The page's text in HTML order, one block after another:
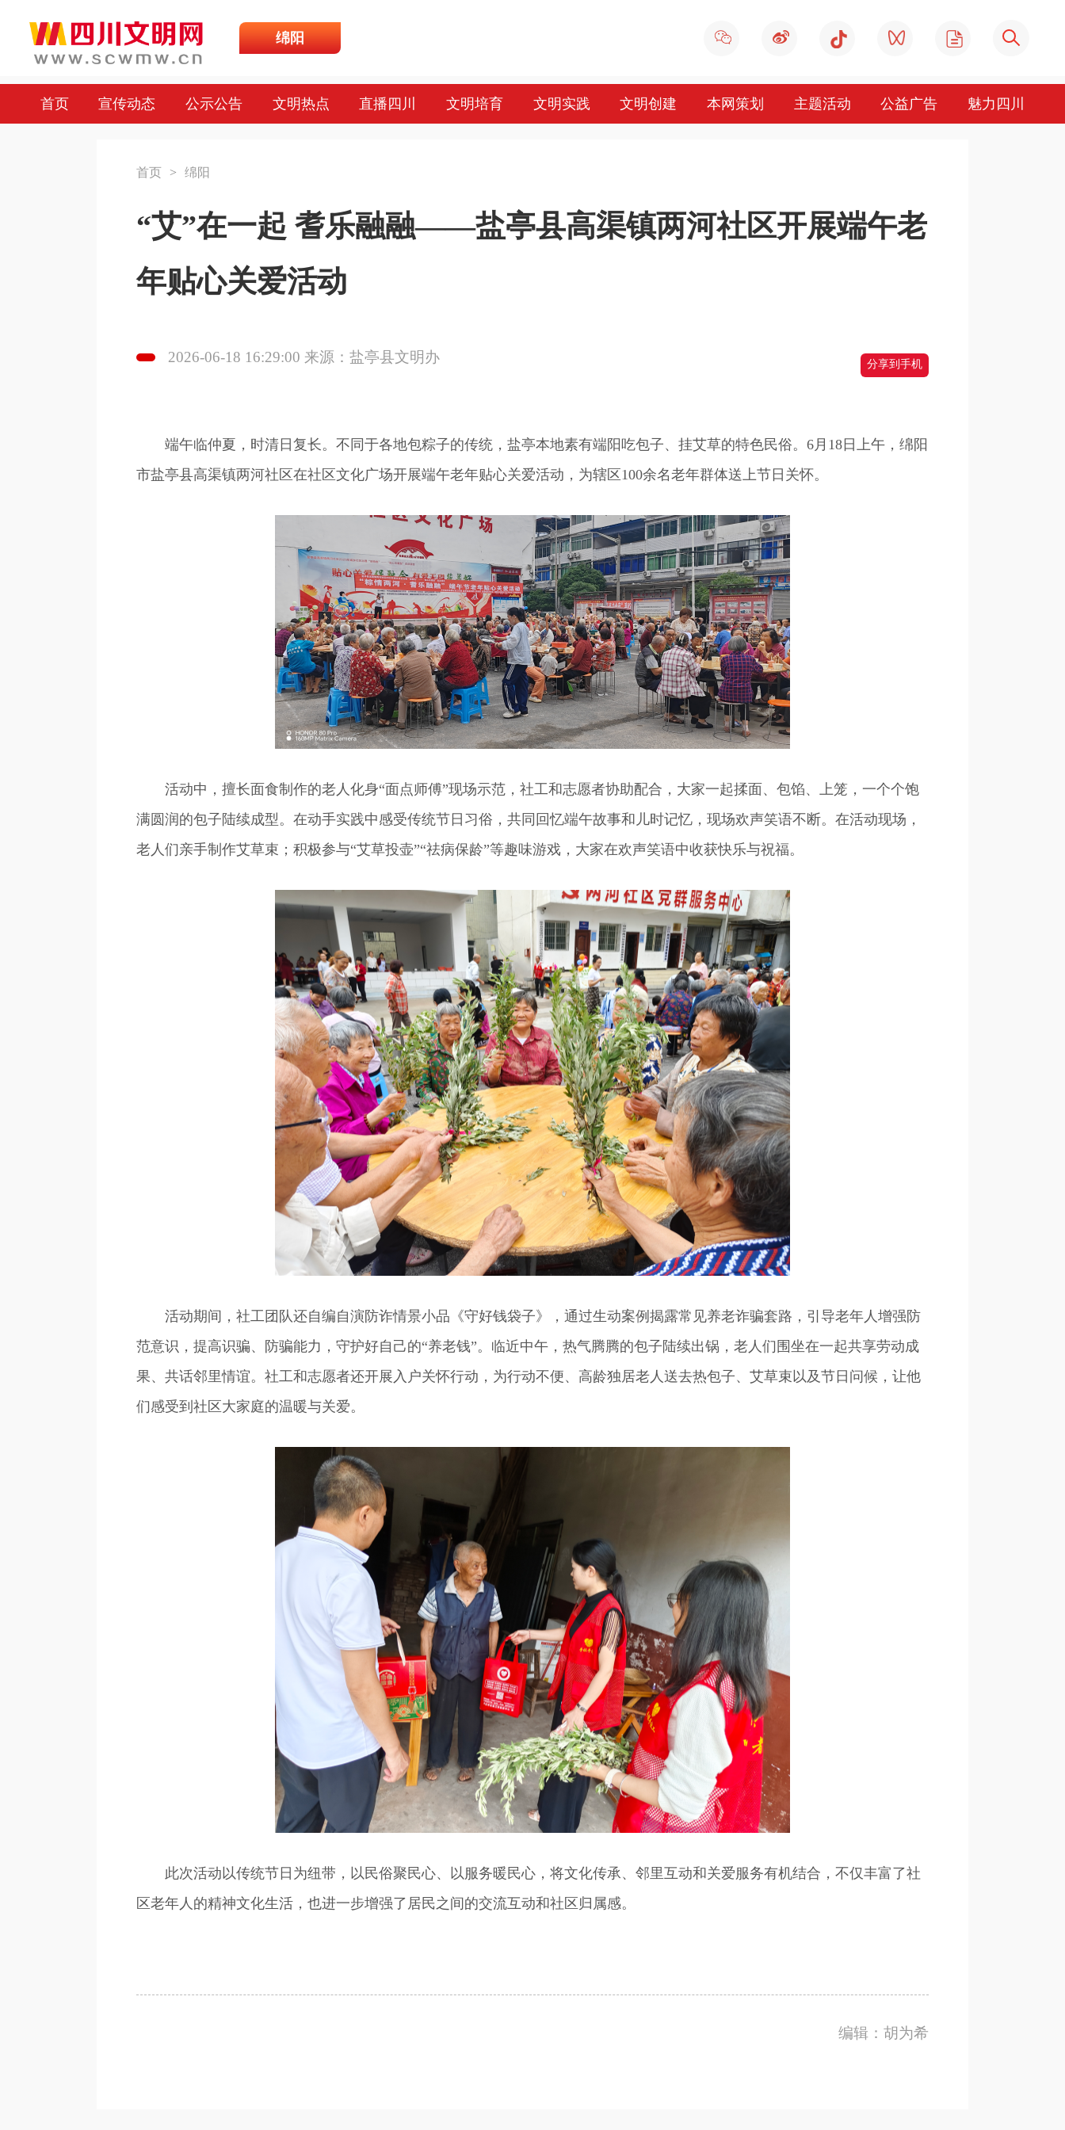
绵阳
首页 宣传动态 公示公告 文明热点 直播四川 文明培育 文明实践 文明创建 本网策划 主题活动 公益广告 魅力四川
首页 > 绵阳
“艾”在一起 耆乐融融——盐亭县高渠镇两河社区开展端午老
年贴心关爱活动
2026-06-18 16:29:00 来源：盐亭县文明办 分享到手机
端午临仲夏，时清日复长。不同于各地包粽子的传统，盐亭本地素有端阳吃包子、挂艾草的特色民俗。6月18日上午，绵阳
市盐亭县高渠镇两河社区在社区文化广场开展端午老年贴心关爱活动，为辖区100余名老年群体送上节日关怀。
活动中，擅长面食制作的老人化身“面点师傅”现场示范，社工和志愿者协助配合，大家一起揉面、包馅、上笼，一个个饱
满圆润的包子陆续成型。在动手实践中感受传统节日习俗，共同回忆端午故事和儿时记忆，现场欢声笑语不断。在活动现场，
老人们亲手制作艾草束；积极参与“艾草投壶”“祛病保龄”等趣味游戏，大家在欢声笑语中收获快乐与祝福。
活动期间，社工团队还自编自演防诈情景小品《守好钱袋子》，通过生动案例揭露常见养老诈骗套路，引导老年人增强防
范意识，提高识骗、防骗能力，守护好自己的“养老钱”。临近中午，热气腾腾的包子陆续出锅，老人们围坐在一起共享劳动成
果、共话邻里情谊。社工和志愿者还开展入户关怀行动，为行动不便、高龄独居老人送去热包子、艾草束以及节日问候，让他
们感受到社区大家庭的温暖与关爱。
此次活动以传统节日为纽带，以民俗聚民心、以服务暖民心，将文化传承、邻里互动和关爱服务有机结合，不仅丰富了社
区老年人的精神文化生活，也进一步增强了居民之间的交流互动和社区归属感。
编辑：胡为希